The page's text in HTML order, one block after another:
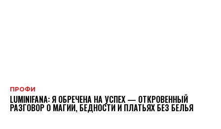
ПРОФИ
LUMINIFANA: Я ОБРЕЧЕНА НА УСПЕХ — ОТКРОВЕННЫЙ
РАЗГОВОР О МАГИИ, БЕДНОСТИ И ПЛАТЬЯХ БЕЗ БЕЛЬЯ